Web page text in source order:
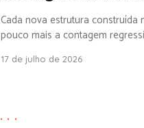
Cada nova estrutura construída
pouco mais a contagem
17 de julho de 2026